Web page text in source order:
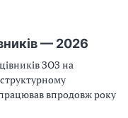
— 2026
ЗОЗ на
впродовж року